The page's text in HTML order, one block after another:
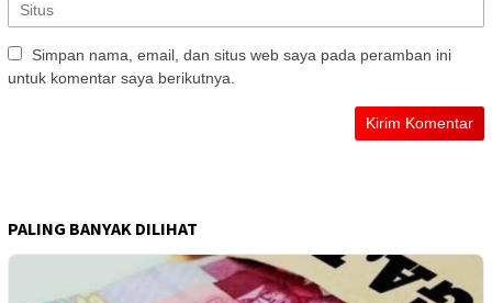
Simpan nama, email, dan situs web saya pada peramban ini
untuk komentar saya berikutnya.
PALING BANYAK DILIHAT